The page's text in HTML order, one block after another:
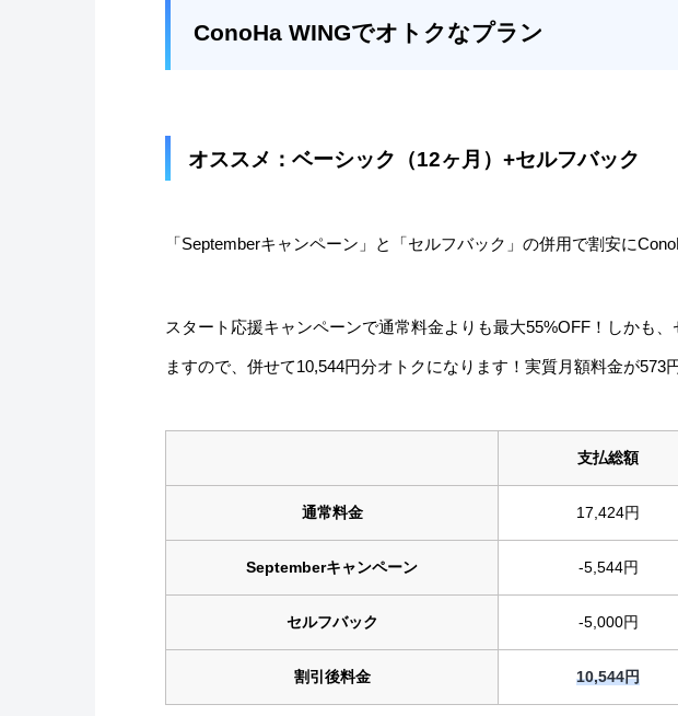
ConoHa WINGでオトクなプラン
オススメ：ベーシック（12ヶ月）+セルフバック
「Septemberキャンペーン」と「セルフバック」の併用で割安に
スタート応援キャンペーンで通常料金よりも最大55%OFF！しかも
ますので、併せて10,544円分オトクになります！実質月額料金が573
支払総額
通常料金 17,424円
Septemberキャンペーン -5,544円
セルフバック -5,000円
割引後料金 10,544円